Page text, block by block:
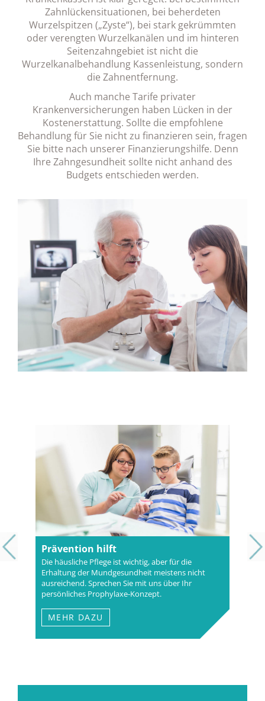
Zahnlückensituationen, bei beherdeten
Wurzelspitzen („Zyste“), bei stark gekrümmten
oder verengten Wurzelkanälen und im hinteren
Seitenzahngebiet ist nicht die
Wurzelkanalbehandlung Kassenleistung, sondern
die Zahnentfernung.
Auch manche Tarife privater
Krankenversicherungen haben Lücken in der
Kostenerstattung. Sollte die empfohlene
Behandlung für Sie nicht zu finanzieren sein, fragen
Sie bitte nach unserer Finanzierungshilfe. Denn
Ihre Zahngesundheit sollte nicht anhand des
Budgets entschieden werden.
Prävention hilft
Die häusliche Pflege ist wichtig, aber für die
Erhaltung der Mundgesundheit meistens nicht
ausreichend. Sprechen Sie mit uns über Ihr
persönliches Prophylaxe-Konzept.
MEHR DAZU